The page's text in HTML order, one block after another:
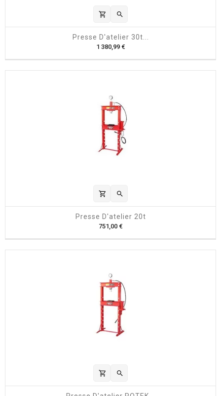
shopping_cart 
Presse D'atelier 30t...
1 380,99 €P
x
shopping_cart 
Presse D'atelier 20t
751,00 €P
x
shopping_cart 